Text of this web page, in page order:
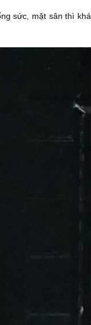
sức, mặt sân thì khá